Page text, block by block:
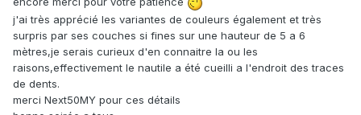
j'ai très apprécié les variantes de couleurs également et très
surpris par ses couches si fines sur une hauteur de 5 a 6
mètres,je serais curieux d'en connaitre la ou les
raisons,effectivement le nautile a été cueilli a l'endroit des traces
de dents.
merci Next50MY pour ces détails